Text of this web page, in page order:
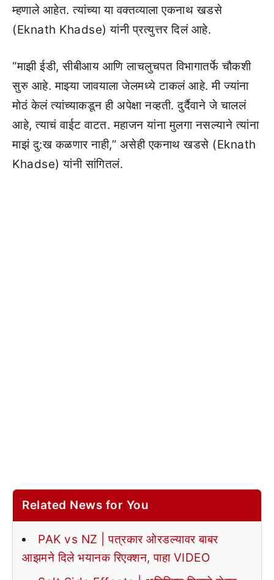
म्हणाले आहेत. त्यांच्या या वक्तव्याला एकनाथ खडसे
(Eknath Khadse) यांनी प्रत्युत्तर दिलं आहे.
“माझी ईडी, सीबीआय आणि लाचलुचपत विभागातर्फे चौकशी
सुरु आहे. माझ्या जावयाला जेलमध्ये टाकलं आहे. मी ज्यांना
मोठं केलं त्यांच्याकडून ही अपेक्षा नव्हती. दुर्दैवाने जे चाललं
आहे, त्याचं वाईट वाटत. महाजन यांना मुलगा नसल्याने त्यांना
माझं दु:ख कळणार नाही,” असेही एकनाथ खडसे (Eknath
Khadse) यांनी सांगितलं.
Related News for You
PAK vs NZ | पत्रकार ओरडल्यावर बाबर
आझमने दिले भयानक रिएक्शन, पाहा VIDEO